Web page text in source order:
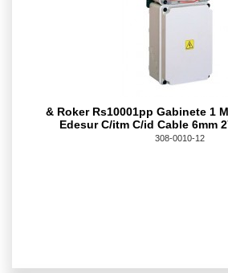
& Roker Rs10001pp Gabinete 1
Edesur C/itm C/id Cable 6mm
308-0010-12